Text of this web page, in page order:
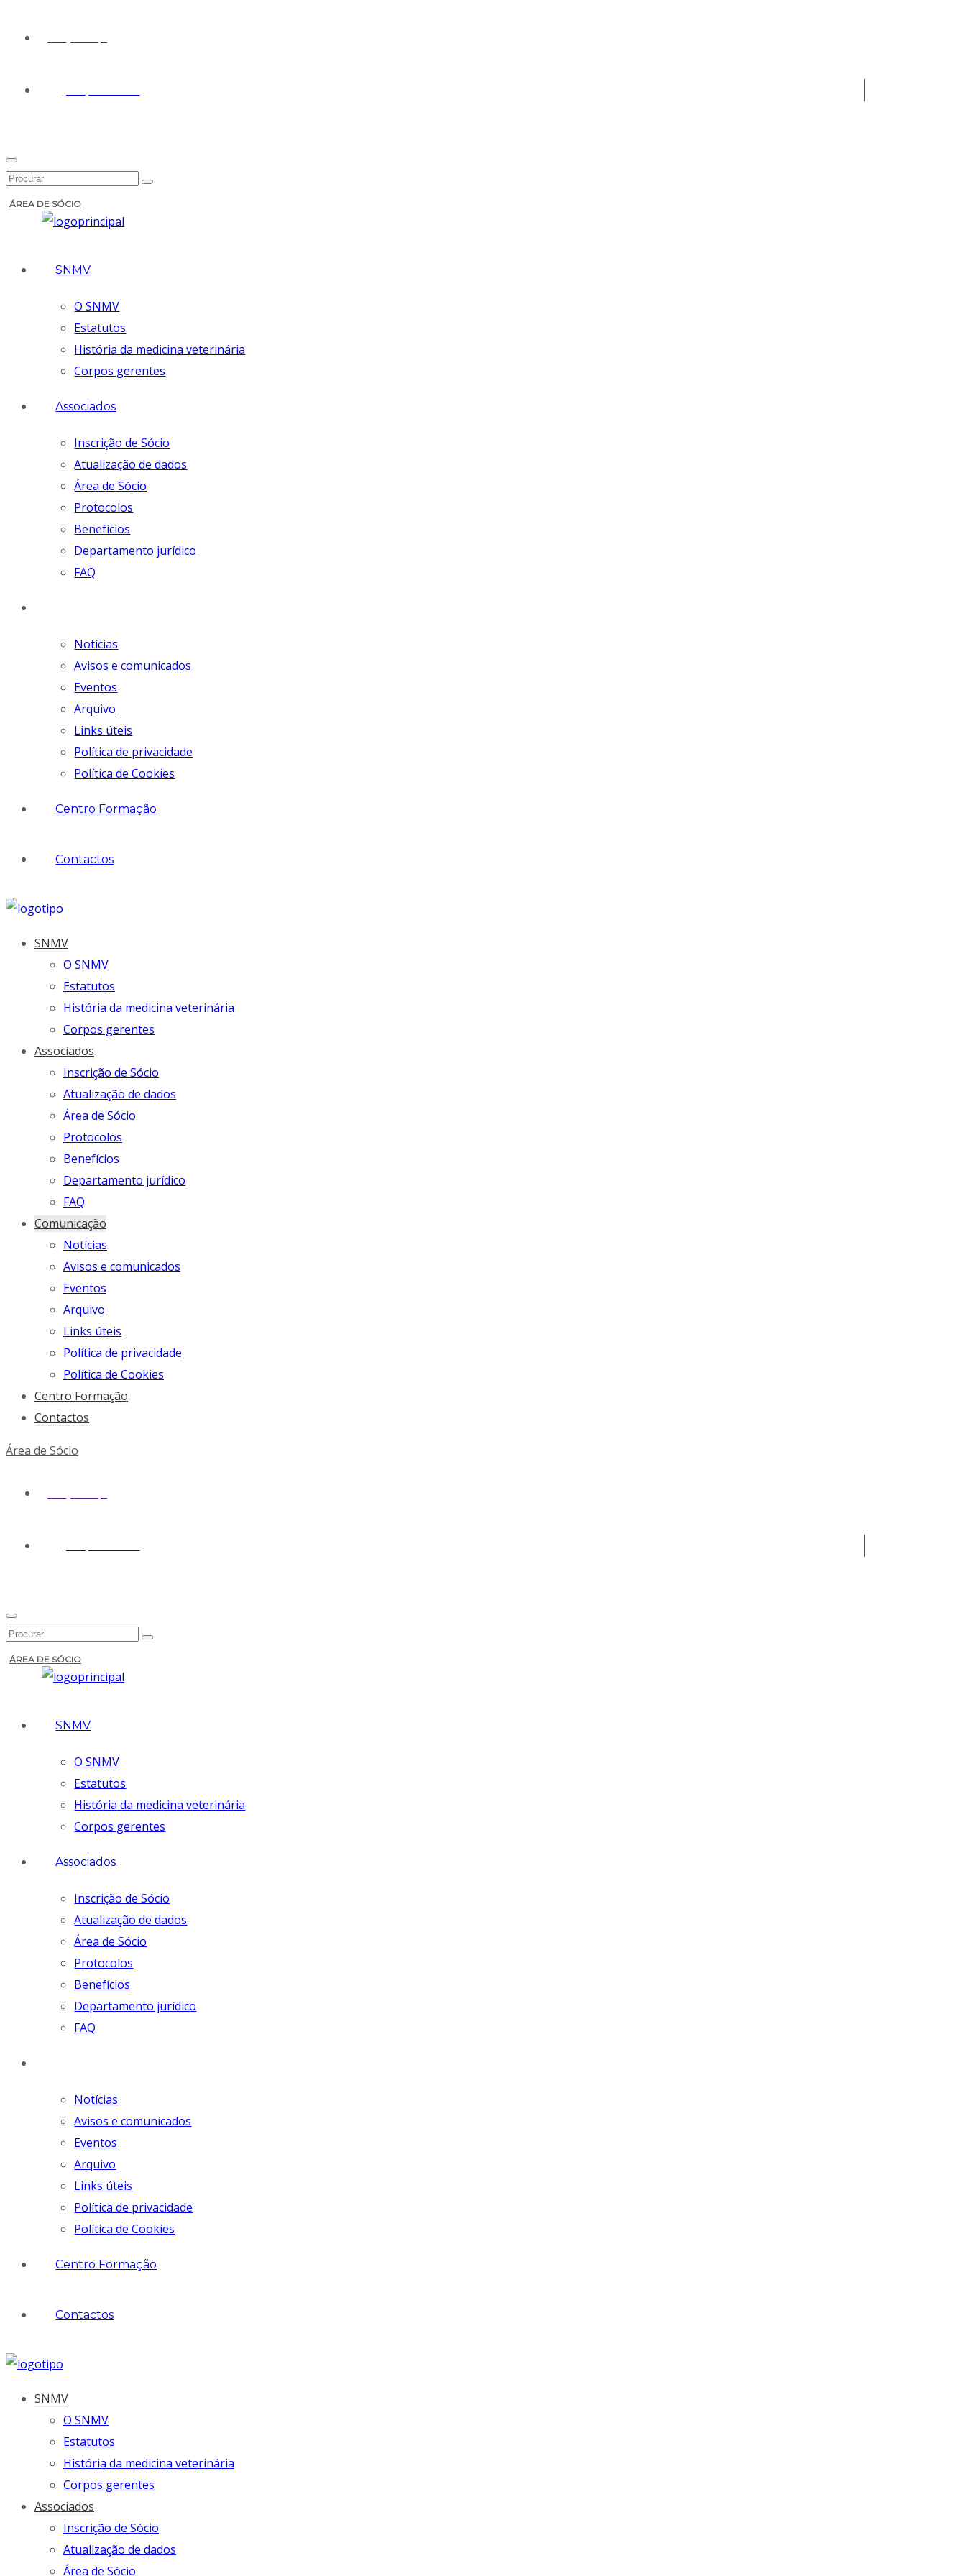
ÁREA DE SÓCIO
SNMV
O SNMV
Estatutos
História da medicina veterinária
Corpos gerentes
Associados
Inscrição de Sócio
Atualização de dados
Área de Sócio
Protocolos
Benefícios
Departamento jurídico
FAQ
Notícias
Avisos e comunicados
Eventos
Arquivo
Links úteis
Política de privacidade
Política de Cookies
Centro Formação
Contactos
SNMV
O SNMV
Estatutos
História da medicina veterinária
Corpos gerentes
Associados
Inscrição de Sócio
Atualização de dados
Área de Sócio
Protocolos
Benefícios
Departamento jurídico
FAQ
Comunicação
Notícias
Avisos e comunicados
Eventos
Arquivo
Links úteis
Política de privacidade
Política de Cookies
Centro Formação
Contactos
Área de Sócio
ÁREA DE SÓCIO
SNMV
O SNMV
Estatutos
História da medicina veterinária
Corpos gerentes
Associados
Inscrição de Sócio
Atualização de dados
Área de Sócio
Protocolos
Benefícios
Departamento jurídico
FAQ
Notícias
Avisos e comunicados
Eventos
Arquivo
Links úteis
Política de privacidade
Política de Cookies
Centro Formação
Contactos
SNMV
O SNMV
Estatutos
História da medicina veterinária
Corpos gerentes
Associados
Inscrição de Sócio
Atualização de dados
Área de Sócio